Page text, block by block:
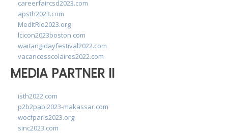
careerfaircsd2023.com
apsth2023.com
MedItRio2023.org
lcicon2023boston.com
waitangidayfestival2022.com
vacancesscolaires2022.com
MEDIA PARTNER II
isth2022.com
p2b2pabi2023-makassar.com
wocfparis2023.org
sinc2023.com